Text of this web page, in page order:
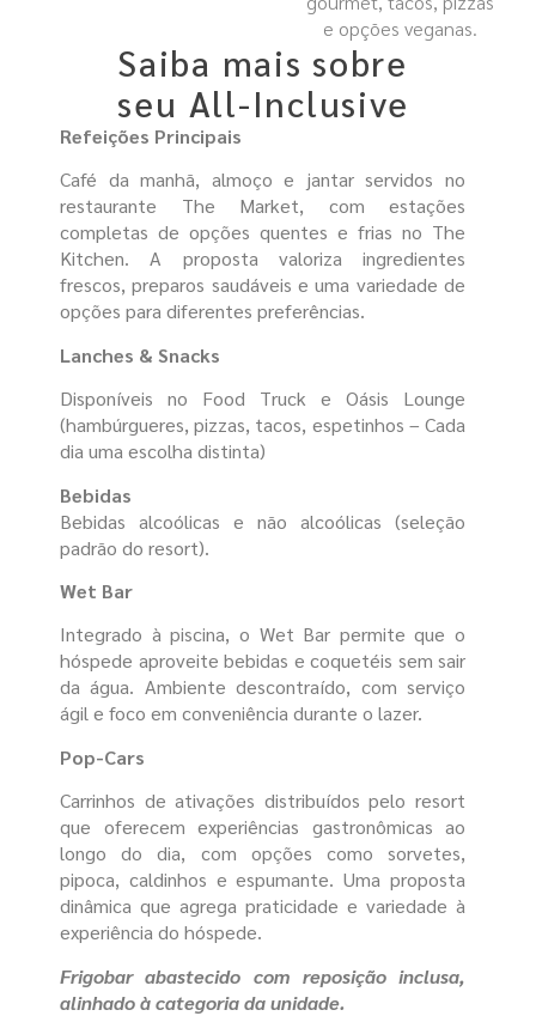
e opções veganas.
Saiba mais sobre
seu All-Inclusive
Refeições Principais
Café da manhã, almoço e jantar servidos no
restaurante The Market, com estações
completas de opções quentes e frias no The
Kitchen. A proposta valoriza ingredientes
frescos, preparos saudáveis e uma variedade de
opções para diferentes preferências.
Lanches & Snacks
Disponíveis no Food Truck e Oásis Lounge
(hambúrgueres, pizzas, tacos, espetinhos – Cada
dia uma escolha distinta)
Bebidas
Bebidas alcoólicas e não alcoólicas (seleção
padrão do resort).
Wet Bar
Integrado à piscina, o Wet Bar permite que o
hóspede aproveite bebidas e coquetéis sem sair
da água. Ambiente descontraído, com serviço
ágil e foco em conveniência durante o lazer.
Pop-Cars
Carrinhos de ativações distribuídos pelo resort
que oferecem experiências gastronômicas ao
longo do dia, com opções como sorvetes,
pipoca, caldinhos e espumante. Uma proposta
dinâmica que agrega praticidade e variedade à
experiência do hóspede.
Frigobar abastecido com reposição inclusa,
alinhado à categoria da unidade.